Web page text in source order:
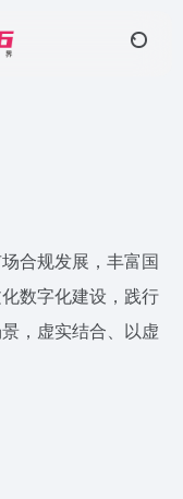
合规发展，丰富国
数字化建设，践行
，虚实结合、以虚